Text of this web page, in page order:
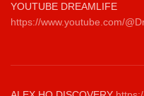
YOUTUBE DREAMLIFE
https://www.youtube.com/